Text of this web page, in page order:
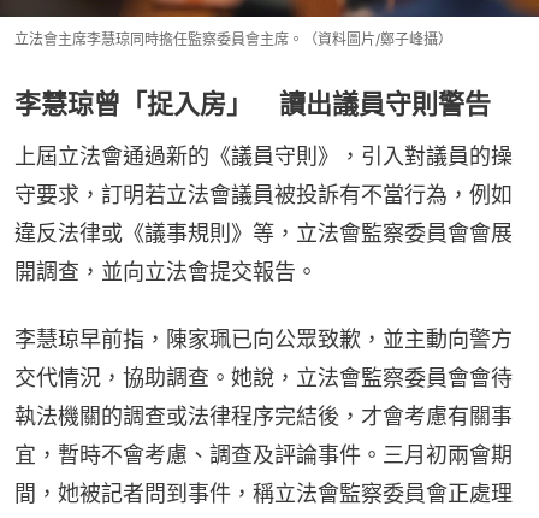
立法會主席李慧琼同時擔任監察委員會主席。（資料圖片/鄭子峰攝）
李慧琼曾「捉入房」 讀出議員守則警告
上屆立法會通過新的《議員守則》，引入對議員的操
守要求，訂明若立法會議員被投訴有不當行為，例如
違反法律或《議事規則》等，立法會監察委員會會展
開調查，並向立法會提交報告。
李慧琼早前指，陳家珮已向公眾致歉，並主動向警方
交代情況，協助調查。她說，立法會監察委員會會待
執法機關的調查或法律程序完結後，才會考慮有關事
宜，暫時不會考慮、調查及評論事件。三月初兩會期
間，她被記者問到事件，稱立法會監察委員會正處理